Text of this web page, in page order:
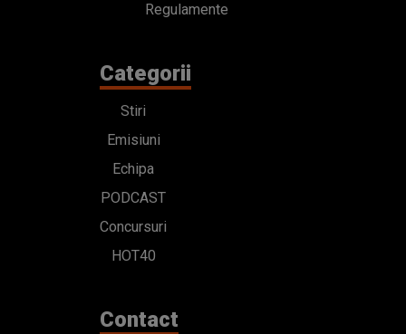
Regulamente
Categorii
Stiri
Emisiuni
Echipa
PODCAST
Concursuri
HOT40
Contact